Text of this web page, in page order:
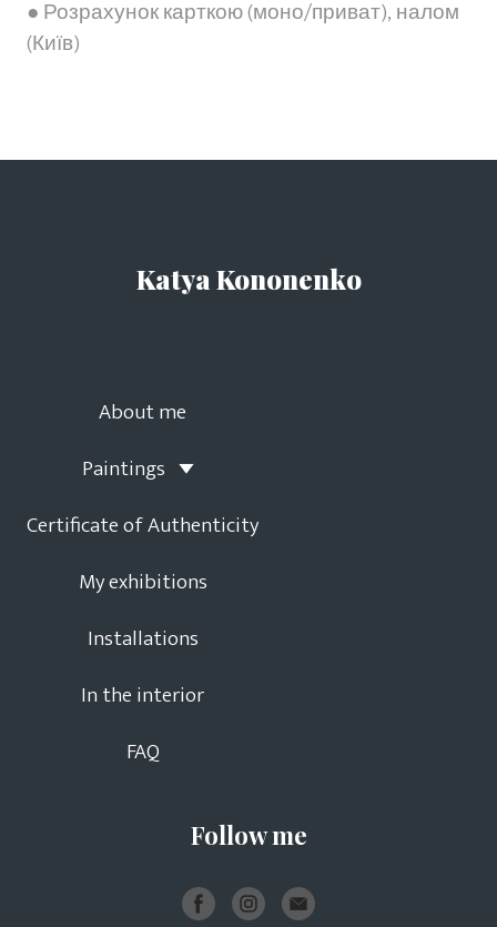
● Розрахунок карткою (моно/приват), налом
(Київ)
Katya Kononenko
About me
Paintings
Certificate of Authenticity
My exhibitions
Installations
In the interior
FAQ
Follow me